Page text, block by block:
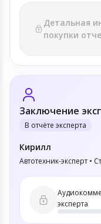
Детальная
покупки
Заключение
В отчёте эксперта
Кирилл
Автотехник-эксперт •
эксперта